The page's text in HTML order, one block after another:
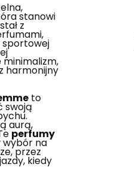
stanowi
z
sportowej
harmonijny
to
swoją
aurą,
perfumy
na
przez
kiedy